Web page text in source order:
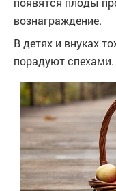
вознаграждение.
В детях и внуках
порадуют спехами.